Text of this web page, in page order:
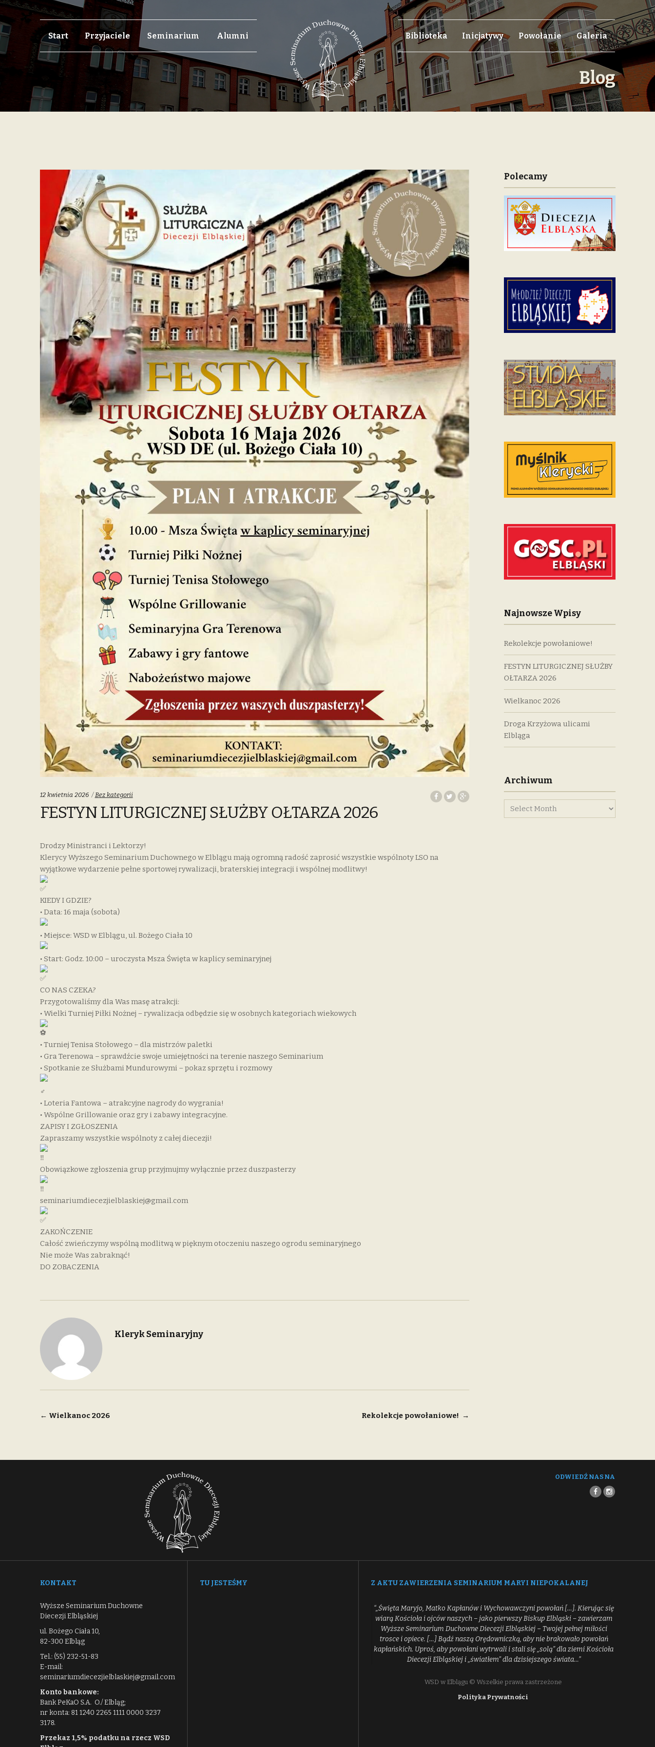
Skip
to
navigation
Skip
to
content
Start Przyjaciele Seminarium Alumni Biblioteka Inicjatywy Powołanie Galeria
Blog
12 kwietnia 2026 Categories:
Bez kategorii
FESTYN LITURGICZNEJ SŁUŻBY OŁTARZA 2026
Drodzy Ministranci i Lektorzy!
Klerycy Wyższego Seminarium Duchownego w Elblągu mają ogromną radość zaprosić wszystkie wspólnoty LSO na
wyjątkowe wydarzenie pełne sportowej rywalizacji, braterskiej integracji i wspólnej modlitwy!
KIEDY I GDZIE?
• Data: 16 maja (sobota)
• Miejsce: WSD w Elblągu, ul. Bożego Ciała 10
• Start: Godz. 10:00 – uroczysta Msza Święta w kaplicy seminaryjnej
CO NAS CZEKA?
Przygotowaliśmy dla Was masę atrakcji:
• Wielki Turniej Piłki Nożnej – rywalizacja odbędzie się w osobnych kategoriach wiekowych
• Turniej Tenisa Stołowego – dla mistrzów paletki
• Gra Terenowa – sprawdźcie swoje umiejętności na terenie naszego Seminarium
• Spotkanie ze Służbami Mundurowymi – pokaz sprzętu i rozmowy
• Loteria Fantowa – atrakcyjne nagrody do wygrania!
• Wspólne Grillowanie oraz gry i zabawy integracyjne.
ZAPISY I ZGŁOSZENIA
Zapraszamy wszystkie wspólnoty z całej diecezji!
Obowiązkowe zgłoszenia grup przyjmujmy wyłącznie przez duszpasterzy
seminariumdiecezjielblaskiej@gmail.com
ZAKOŃCZENIE
Całość zwieńczymy wspólną modlitwą w pięknym otoczeniu naszego ogrodu seminaryjnego
Nie może Was zabraknąć!
DO ZOBACZENIA
Kleryk Seminaryjny
Nawigacja
← Wielkanoc 2026 Rekolekcje powołaniowe! →
Polecamy
Najnowsze Wpisy
Rekolekcje powołaniowe!
FESTYN LITURGICZNEJ SŁUŻBY
OŁTARZA 2026
Wielkanoc 2026
Droga Krzyżowa ulicami
Elbląga
Archiwum
ODWIEDŹ NAS NA
KONTAKT
Wyższe Seminarium Duchowne
Diecezji Elbląskiej
ul. Bożego Ciała 10,
82-300 Elbląg
Tel.: (55) 232-51-83
E-mail:
seminariumdiecezjielblaskiej@gmail.com
Konto bankowe:
Bank PeKaO S.A. O./ Elbląg;
nr konta: 81 1240 2265 1111 0000 3237
3178.
Przekaz 1,5% podatku na rzecz WSD
TU JESTEŚMY Z AKTU ZAWIERZENIA SEMINARIUM MARYI NIEPOKALANEJ
“„Święta Maryjo, Matko Kapłanów i Wychowawczyni powołań […]. Kierując się
wiarą Kościoła i ojców naszych – jako pierwszy Biskup Elbląski – zawierzam
Wyższe Seminarium Duchowne Diecezji Elbląskiej – Twojej pełnej miłości
trosce i opiece. […] Bądź naszą Orędowniczką, aby nie brakowało powołań
kapłańskich. Uproś, aby powołani wytrwali i stali się „solą” dla ziemi Kościoła
Diecezji Elbląskiej i „światłem” dla dzisiejszego świata…”
WSD w Elblągu © Wszelkie prawa zastrzeżone
Polityka Prywatności